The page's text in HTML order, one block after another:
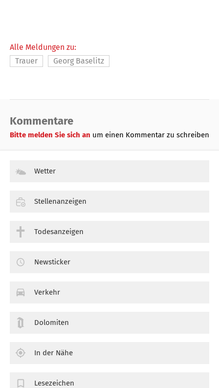
Alle Meldungen zu:
Trauer
Georg Baselitz
Kommentare
Bitte melden Sie sich an um einen Kommentar zu schreiben
Wetter
Stellenanzeigen
Todesanzeigen
Newsticker
Verkehr
Dolomiten
In der Nähe
Lesezeichen